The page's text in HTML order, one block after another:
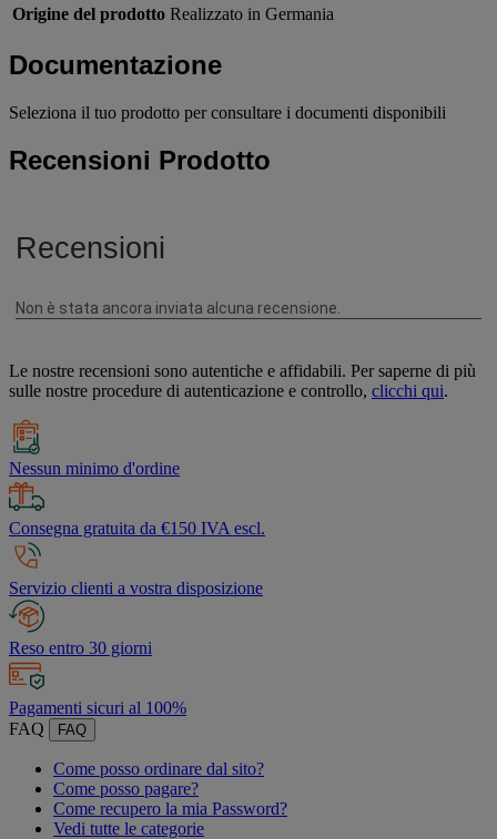
Origine del prodotto Realizzato in Germania
Documentazione
Seleziona il tuo prodotto per consultare i documenti disponibili
Recensioni Prodotto
Le nostre recensioni sono autentiche e affidabili. Per saperne di più
sulle nostre procedure di autenticazione e controllo, clicchi qui.
Nessun minimo d'ordine
Consegna gratuita da €150 IVA escl.
Servizio clienti a vostra disposizione
Reso entro 30 giorni
Pagamenti sicuri al 100%
FAQ
FAQ
Come posso ordinare dal sito?
Come posso pagare?
Come recupero la mia Password?
Vedi tutte le categorie